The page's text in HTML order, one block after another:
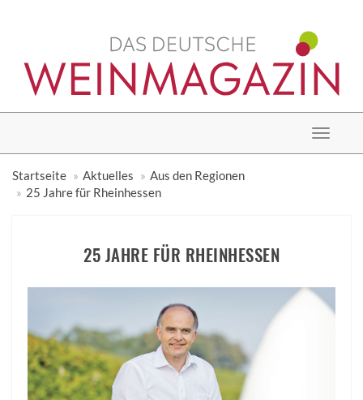
Toggle
Startseite
Aktuelles
Aus den Regionen
25 Jahre für Rheinhessen
25 JAHRE FÜR RHEINHESSEN